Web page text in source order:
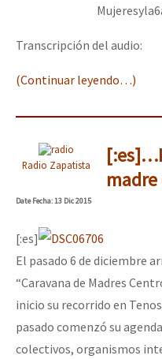
Transcripción del audio:
(Continuar leyendo…)
Radio Zapatista
DateFecha: 13 Dic 2015
[:es]
El pasado 6 de diciembre
“Caravana de Madres
inicio su recorrido en
pasado comenzó su
colectivos, organismos